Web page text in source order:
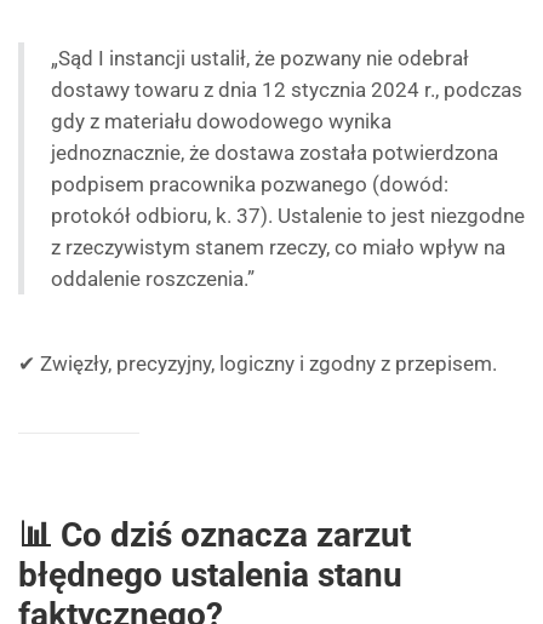
„Sąd I instancji ustalił, że pozwany nie odebrał
dostawy towaru z dnia 12 stycznia 2024 r., podczas
gdy z materiału dowodowego wynika
jednoznacznie, że dostawa została potwierdzona
podpisem pracownika pozwanego (dowód:
protokół odbioru, k. 37). Ustalenie to jest niezgodne
z rzeczywistym stanem rzeczy, co miało wpływ na
oddalenie roszczenia.”
✔ Zwięzły, precyzyjny, logiczny i zgodny z przepisem.
📊 Co dziś oznacza zarzut
błędnego ustalenia stanu
faktycznego?